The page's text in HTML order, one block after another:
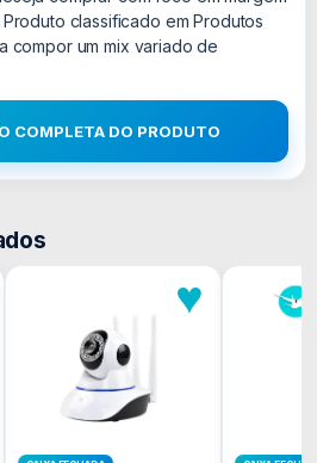
classificado em Produtos
compor um mix variado de
COMPLETA DO PRODUTO
♥